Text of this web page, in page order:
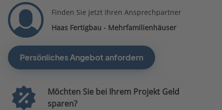
Finden Sie jetzt Ihren Ansprechpartner
Haas Fertigbau - Mehrfamilienhäuser
Persönliches Angebot anfordern
Möchten Sie bei Ihrem Projekt Geld
sparen?